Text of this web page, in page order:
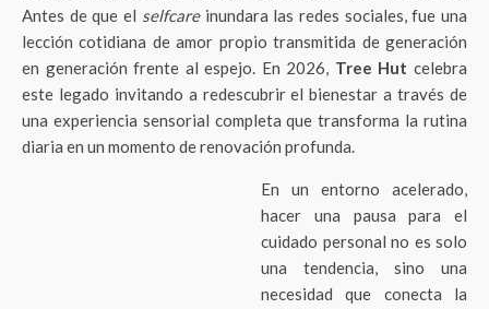
Antes de que el selfcareinundara las redes sociales, fue una
lección cotidiana de amor propio transmitida de generación
en generación frente al espejo. En 2026, Tree Hut celebra
este legado invitando a redescubrir el bienestar a través de
una experiencia sensorial completa que transforma la rutina
diaria en un momento de renovación profunda.
En un entorno acelerado,
hacer una pausa para el
cuidado personal no es solo
una tendencia, sino una
necesidad que conecta la